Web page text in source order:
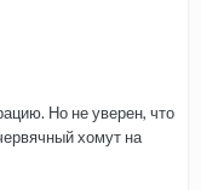
Но не уверен, что
хомут на